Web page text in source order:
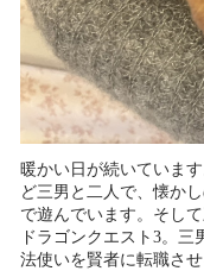
暖かい日が続いていま
ど三男と二人で、懐か
で遊んでいます。そし
ドラゴンクエスト3。
法使いを賢者に転職さ